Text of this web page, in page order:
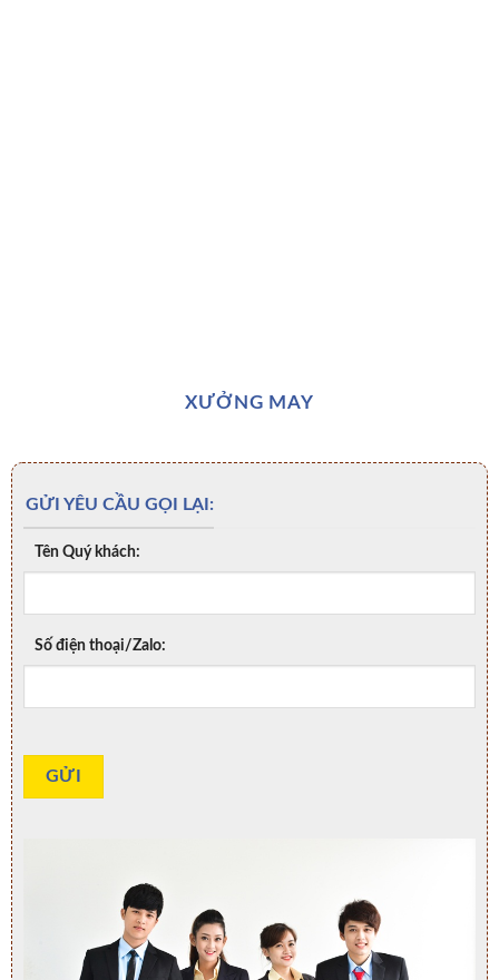
XƯỞNG MAY
GỬI YÊU CẦU GỌI LẠI:
Tên Quý khách:
Số điện thoại/Zalo: